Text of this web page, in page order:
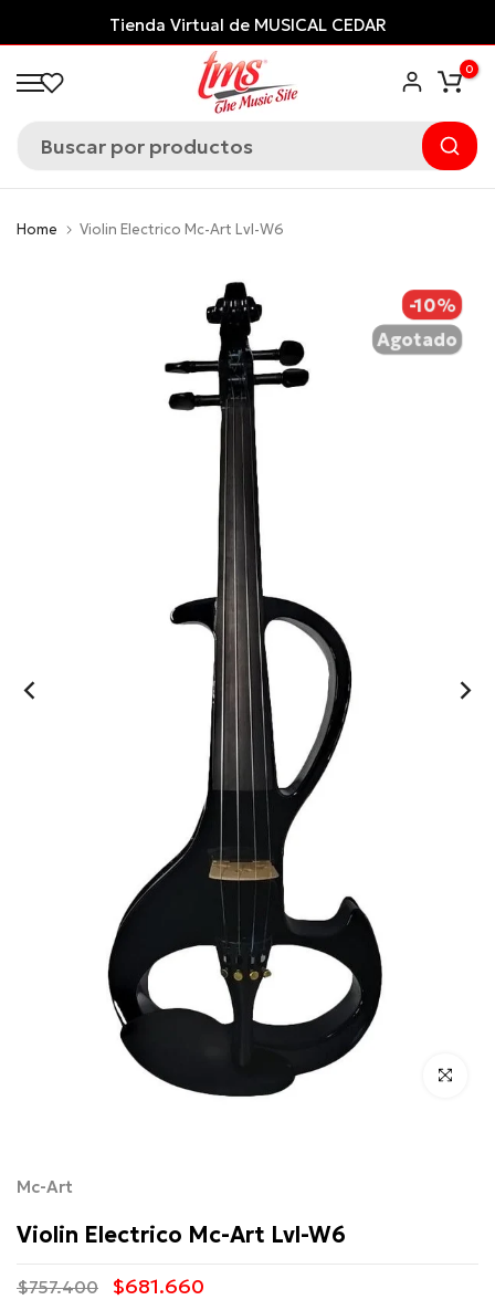
al
contenido
Tienda Virtual de MUSICAL CEDAR
0
Home Violin Electrico Mc-Art Lvl-W6
-10%
Agotado
Click para
Mc-Art
Violin Electrico Mc-Art Lvl-W6
$757.400 $681.660